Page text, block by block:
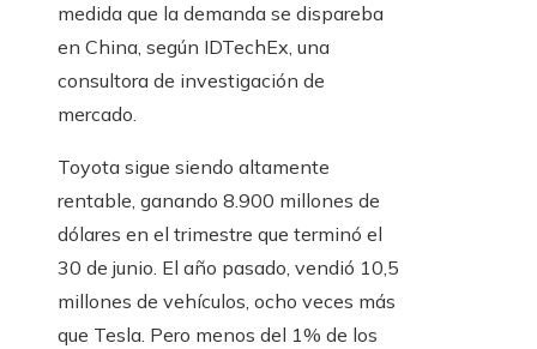
medida que la demanda se dispareba
en China, según IDTechEx, una
consultora de investigación de
mercado.
Toyota sigue siendo altamente
rentable, ganando 8.900 millones de
dólares en el trimestre que terminó el
30 de junio. El año pasado, vendió 10,5
millones de vehículos, ocho veces más
que Tesla. Pero menos del 1% de los